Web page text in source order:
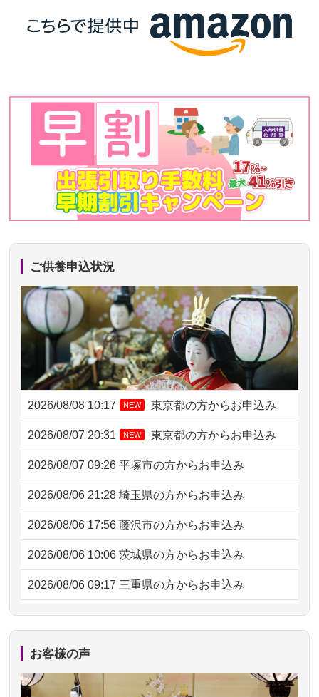
ご供養申込状況
2026/08/08 10:17 NEW 東京都の方からお申込み
2026/08/07 20:31 NEW 東京都の方からお申込み
2026/08/07 09:26 平塚市の方からお申込み
2026/08/06 21:28 埼玉県の方からお申込み
2026/08/06 17:56 藤沢市の方からお申込み
2026/08/06 10:06 茨城県の方からお申込み
2026/08/06 09:17 三重県の方からお申込み
2026/08/06 06:48 横浜市の方からお申込み
2026/08/05 15:07
2026/08/05 11:33 神奈川の方からお申込み
お客様の声